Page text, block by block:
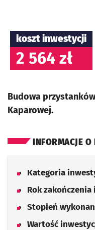
koszt inwestycji
2 564 zł
Budowa
Kaparowej.
INFORMACJE
Kategoria
Rok
Stopień
Wartość